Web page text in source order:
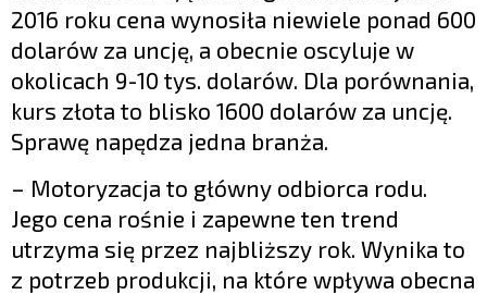
2016 roku cena wynosiła niewiele ponad 600
dolarów za uncję, a obecnie oscyluje w
okolicach 9-10 tys. dolarów. Dla porównania,
kurs złota to blisko 1600 dolarów za uncję.
Sprawę napędza jedna branża.
– Motoryzacja to główny odbiorca rodu.
Jego cena rośnie i zapewne ten trend
utrzyma się przez najbliższy rok. Wynika to
z potrzeb produkcji, na które wpływa obecna